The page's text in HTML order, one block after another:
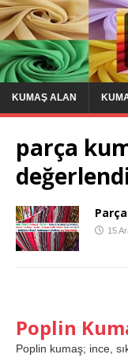
KUMAŞ ALAN
parça
15
Poplin
Poplin kumaş; ince,